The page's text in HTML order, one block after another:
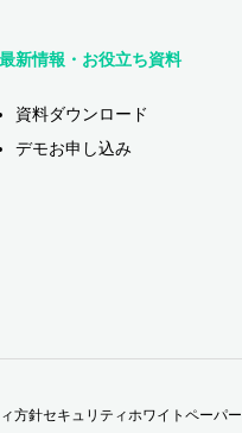
最新情報・お役立ち資料
資料ダウンロード
デモお申し込み
方針セキュリティホワイトペーパー